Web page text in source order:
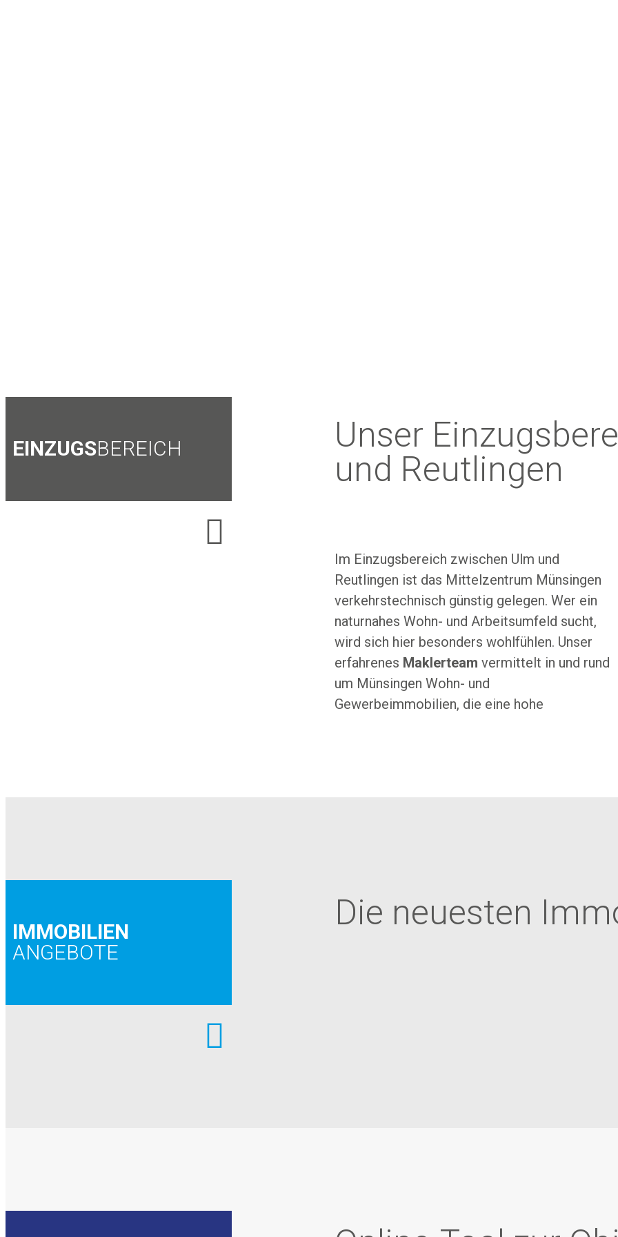
EINZUGSBEREICH
Unser
und Reutlingen
Im Einzugsbereich zwischen Ulm und
Reutlingen ist das Mittelzentrum Münsingen
verkehrstechnisch günstig gelegen. Wer ein
naturnahes Wohn- und Arbeitsumfeld sucht,
wird sich hier besonders wohlfühlen. Unser
erfahrenes Maklerteam vermittelt in und rund
um Münsingen Wohn- und
Gewerbeimmobilien, die eine hohe
IMMOBILIEN
ANGEBOTE
Die neuesten